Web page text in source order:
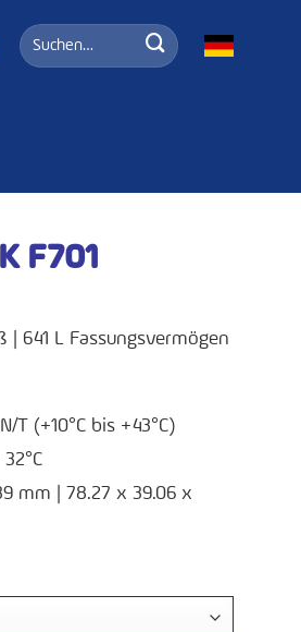
Suche
nach:
F701
641 L Fassungsvermögen
T (+10°C bis +43°C)
mm | 78.27 x 39.06 x